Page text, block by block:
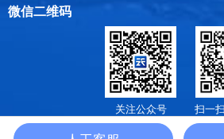
微信二维码
关注公众号 扫一
山东天合环境科技有限公司是 小型气象站 防爆气象站